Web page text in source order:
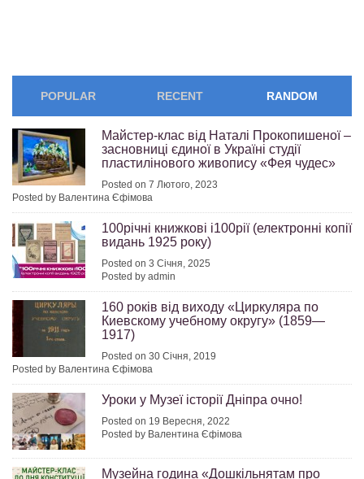
POPULAR RECENT RANDOM
Майстер-клас від Наталі Прокопишеної –
засновниці єдиної в Україні студії
пластилінового живопису «Фея чудес»
Posted on 7 Лютого, 2023
Posted by Валентина Єфімова
100річні книжкові і100рії (електронні копії
видань 1925 року)
Posted on 3 Січня, 2025
Posted by admin
160 років від виходу «Циркуляра по
Киевскому учебному округу» (1859—
1917)
Posted on 30 Січня, 2019
Posted by Валентина Єфімова
Уроки у Музеї історії Дніпра очно!
Posted on 19 Вересня, 2022
Posted by Валентина Єфімова
Музейна година «Дошкільнятам про